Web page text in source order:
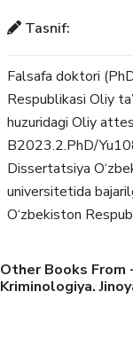
Tasnif:
Falsafa doktori
Respublikasi Oliy
huzuridagi Oliy
B2023.2.PhD/
Dissertatsiya
universitetida
O‘zbekiston
Other Books From
Kriminologiya.